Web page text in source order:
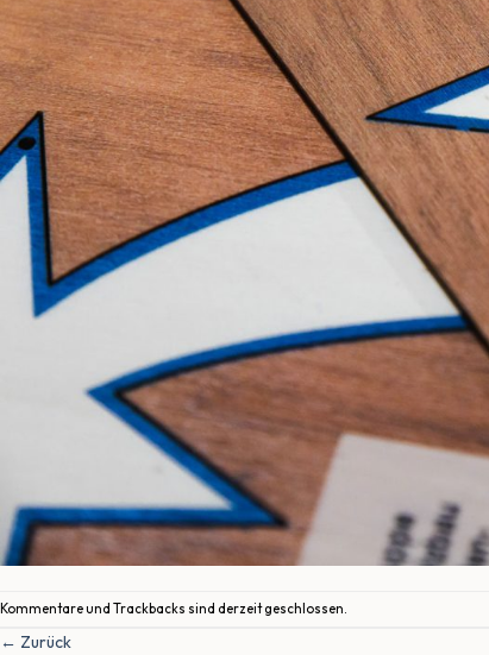
Kommentare und Trackbacks sind derzeit geschlossen.
← Zurück